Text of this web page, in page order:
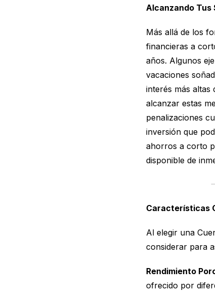
Alcanzando Tus
Más allá de los
financieras a
años. Algunos
vacaciones
interés más
alcanzar estas
penalizaciones
inversión que
ahorros a corto
disponible de
Características
Al elegir una
considerar para
Rendimiento
ofrecido por